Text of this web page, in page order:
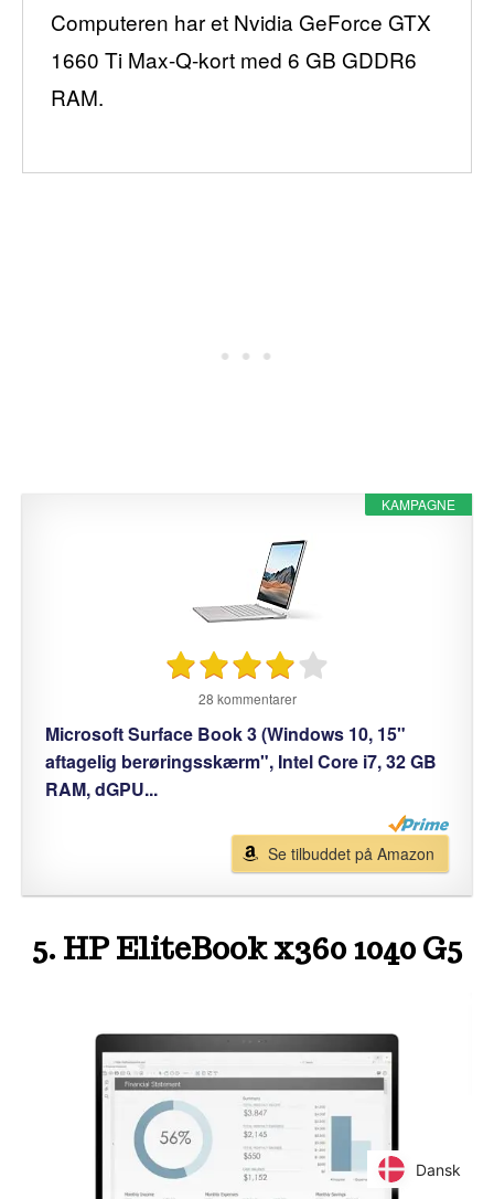
Computeren har et Nvidia GeForce GTX
1660 Ti Max-Q-kort med 6 GB GDDR6
RAM.
KAMPAGNE
28 kommentarer
Microsoft Surface Book 3 (Windows 10, 15"
aftagelig berøringsskærm", Intel Core i7, 32 GB
RAM, dGPU...
Se tilbuddet på Amazon
5. HP EliteBook x360 1040 G5
Dansk
Dansk